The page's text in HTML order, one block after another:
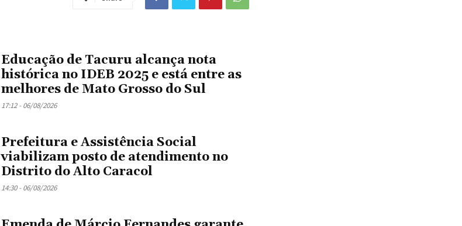
Educação de Tacuru alcança nota
histórica no IDEB 2025 e está entre as
melhores de Mato Grosso do Sul
17:12 - 06/08/2026
Prefeitura e Assistência Social
viabilizam posto de atendimento no
Distrito do Alto Caracol
14:30 - 06/08/2026